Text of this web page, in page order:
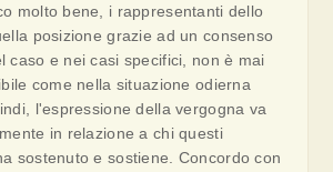
molto bene, i rappresentanti dello
posizione grazie ad un consenso
caso e nei casi specifici, non è mai
come nella situazione odierna
l'espressione della vergogna va
in relazione a chi questi
sostenuto e sostiene. Concordo con